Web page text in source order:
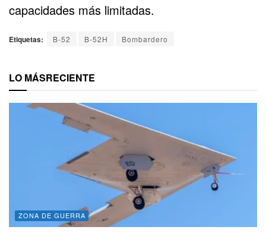
capacidades más limitadas.
Etiquetas: B-52 B-52H Bombardero
LO MÁSRECIENTE
ZONA DE GUERRA